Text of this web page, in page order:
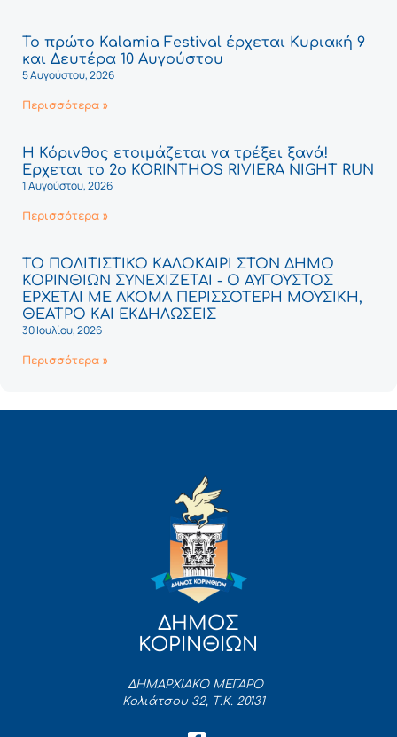
Το πρώτο Kalamia Festival έρχεται Κυριακή 9
και Δευτέρα 10 Αυγούστου
5 Αυγούστου, 2026
Περισσότερα »
Η Κόρινθος ετοιμάζεται να τρέξει ξανά!
Έρχεται το 2ο KORINTHOS RIVIERA NIGHT RUN
1 Αυγούστου, 2026
Περισσότερα »
ΤΟ ΠΟΛΙΤΙΣΤΙΚΟ ΚΑΛΟΚΑΙΡΙ ΣΤΟΝ ΔΗΜΟ
ΚΟΡΙΝΘΙΩΝ ΣΥΝΕΧΙΖΕΤΑΙ - Ο ΑΥΓΟΥΣΤΟΣ
ΕΡΧΕΤΑΙ ΜΕ ΑΚΟΜΑ ΠΕΡΙΣΣΟΤΕΡΗ ΜΟΥΣΙΚΗ,
ΘΕΑΤΡΟ ΚΑΙ ΕΚΔΗΛΩΣΕΙΣ
30 Ιουλίου, 2026
Περισσότερα »
ΔΗΜΟΣ
ΚΟΡΙΝΘΙΩΝ
ΔΗΜΑΡΧΙΑΚΟ ΜΕΓΑΡΟ
Κολιάτσου 32, Τ.Κ. 20131